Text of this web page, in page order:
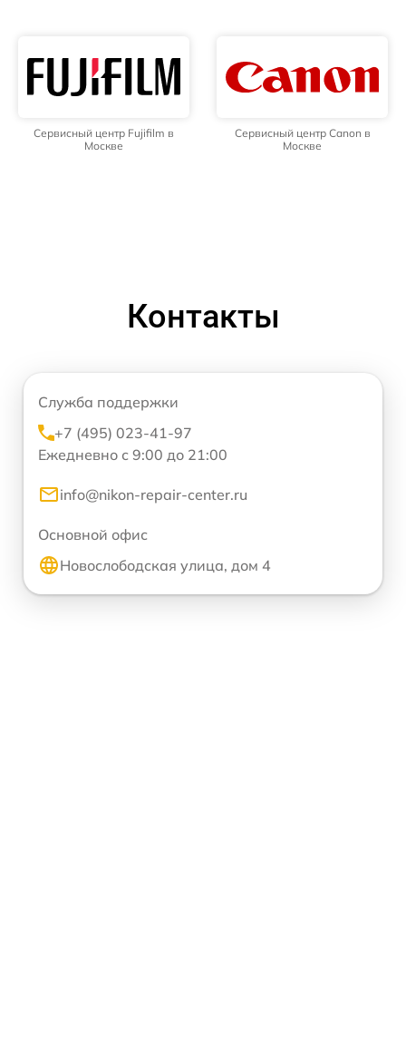
Сервисный центр Fujifilm в
Москве
Сервисный центр Canon в
Москве
Контакты
Служба поддержки
+7 (495) 023-41-97
Ежедневно с 9:00 до 21:00
info@nikon-repair-center.ru
Основной офис
Новослободская улица, дом 4